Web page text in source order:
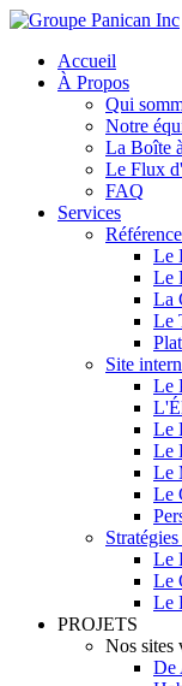
Accueil
À Propos
Qui
Notre
La Boîte
Le Flux
FAQ
Services
Le
Le
La
Le
Site
Le
Le
Le
Le
Le
Le
Le
Le
PROJETS
Nos sites
De